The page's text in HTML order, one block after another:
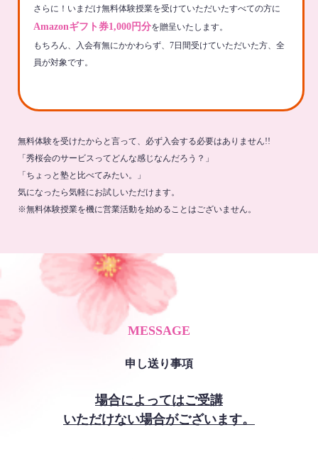
さらに！いまだけ無料体験授業を受けていただいたすべての方に
Amazonギフト券1,000円分を贈呈いたします。
もちろん、入会有無にかかわらず、7日間受けていただいた方、全
員が対象です。
無料体験を受けたからと言って、必ず入会する必要はありません!!
「秀桜会のサービスってどんな感じなんだろう？」
「ちょっと塾と比べてみたい。」
気になったら気軽にお試しいただけます。
※無料体験授業を機に営業活動を始めることはございません。
MESSAGE
申し送り事項
場合によってはご受講
いただけない場合がございます。